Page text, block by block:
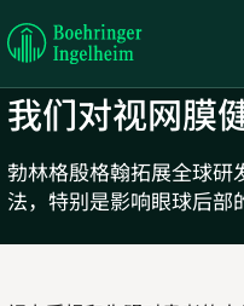
Boehringer
Ingelheim
我们对视网膜
勃林格殷格翰拓展全球研
法，特别是影响眼球后部